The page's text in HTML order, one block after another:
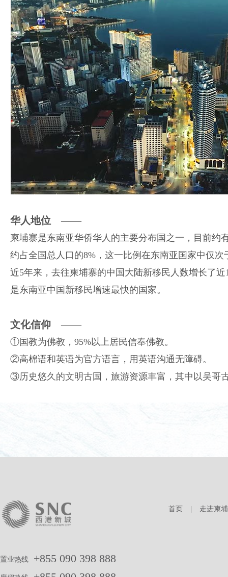
华人地位 ——
柬埔寨是东南亚华侨华人的主要分布国之一，目前约
约占全国总人口的8%，这一比例在东南亚国家中仅
近5年来，去往柬埔寨的中国大陆新移民人数增长了
是东南亚中国新移民增速最快的国家。
文化信仰 ——
①国教为佛教，95%以上居民信奉佛教。
②高棉语和英语为官方语言，用英语沟通无障碍。
③历史悠久的文明古国，旅游资源丰富，其中以吴哥
置业热线 +855 090 398 888
首页 走进柬